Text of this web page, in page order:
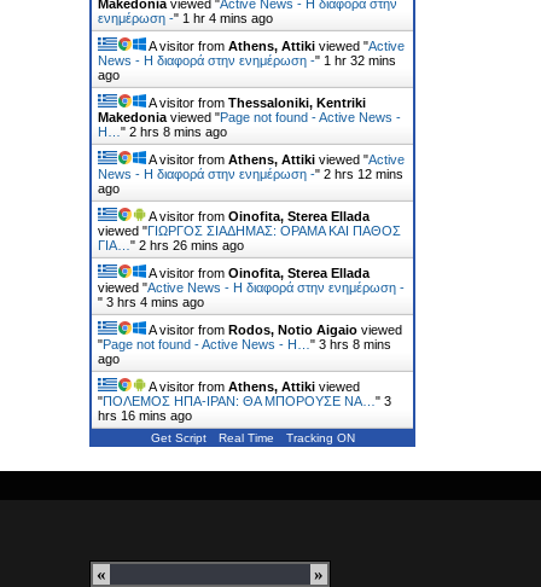
Makedonia viewed "Active News - Η διαφορά στην
ενημέρωση -" 1 hr 4 mins ago
A visitor from Athens, Attiki viewed "Active
News - Η διαφορά στην ενημέρωση -" 1 hr 32 mins
ago
A visitor from Thessaloniki, Kentriki
Makedonia viewed "Page not found - Active News -
Η… " 2 hrs 8 mins ago
A visitor from Athens, Attiki viewed "Active
News - Η διαφορά στην ενημέρωση -" 2 hrs 12 mins
ago
A visitor from Oinofita, Sterea Ellada
viewed "ΓΙΩΡΓΟΣ ΣΙΑΔΗΜΑΣ: ΟΡΑΜΑ ΚΑΙ ΠΑΘΟΣ
ΓΙΑ… " 2 hrs 26 mins ago
A visitor from Oinofita, Sterea Ellada
viewed "Active News - Η διαφορά στην ενημέρωση -
" 3 hrs 4 mins ago
A visitor from Rodos, Notio Aigaio viewed
"Page not found - Active News - Η… " 3 hrs 8 mins
ago
A visitor from Athens, Attiki viewed
"ΠΟΛΕΜΟΣ ΗΠΑ-ΙΡΑΝ: ΘΑ ΜΠΟΡΟΥΣΕ ΝΑ… " 3
hrs 16 mins ago
Get Script Real Time Tracking ON